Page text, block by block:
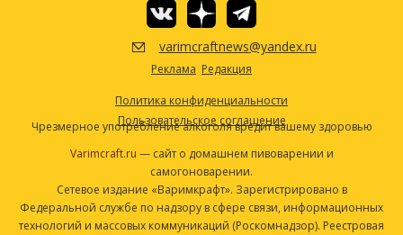
varimcraftnews@yandex.ru
Реклама Редакция
Политика конфиденциальности
Пользовательское соглашение
Чрезмерное употребление алкоголя вредит вашему здоровью
Varimcraft.ru — сайт о домашнем пивоварении и
самогоноварении.
Сетевое издание «Варимкрафт». Зарегистрировано в
Федеральной службе по надзору в сфере связи, информационных
технологий и массовых коммуникаций (Роскомнадзор). Реестровая